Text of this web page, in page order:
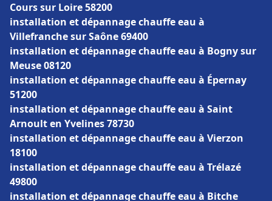
Cours sur Loire 58200
installation et dépannage chauffe eau à
Villefranche sur Saône 69400
installation et dépannage chauffe eau à Bogny sur
Meuse 08120
installation et dépannage chauffe eau à Épernay
51200
installation et dépannage chauffe eau à Saint
Arnoult en Yvelines 78730
installation et dépannage chauffe eau à Vierzon
18100
installation et dépannage chauffe eau à Trélazé
49800
installation et dépannage chauffe eau à Bitche